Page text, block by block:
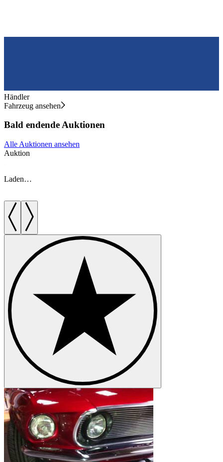
Händler
Fahrzeug ansehen
Bald endende Auktionen
Alle Auktionen ansehen
Auktion
Laden…